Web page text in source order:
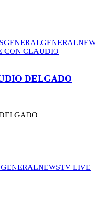
GENERALGENERAL
CON CLAUDIO
DELGADO
GENERALNEWSTV LIVE